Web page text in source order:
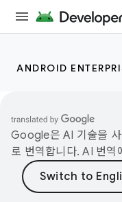
ANDROID
Google은 AI 기술을 사
로 번역합니다. AI 번역